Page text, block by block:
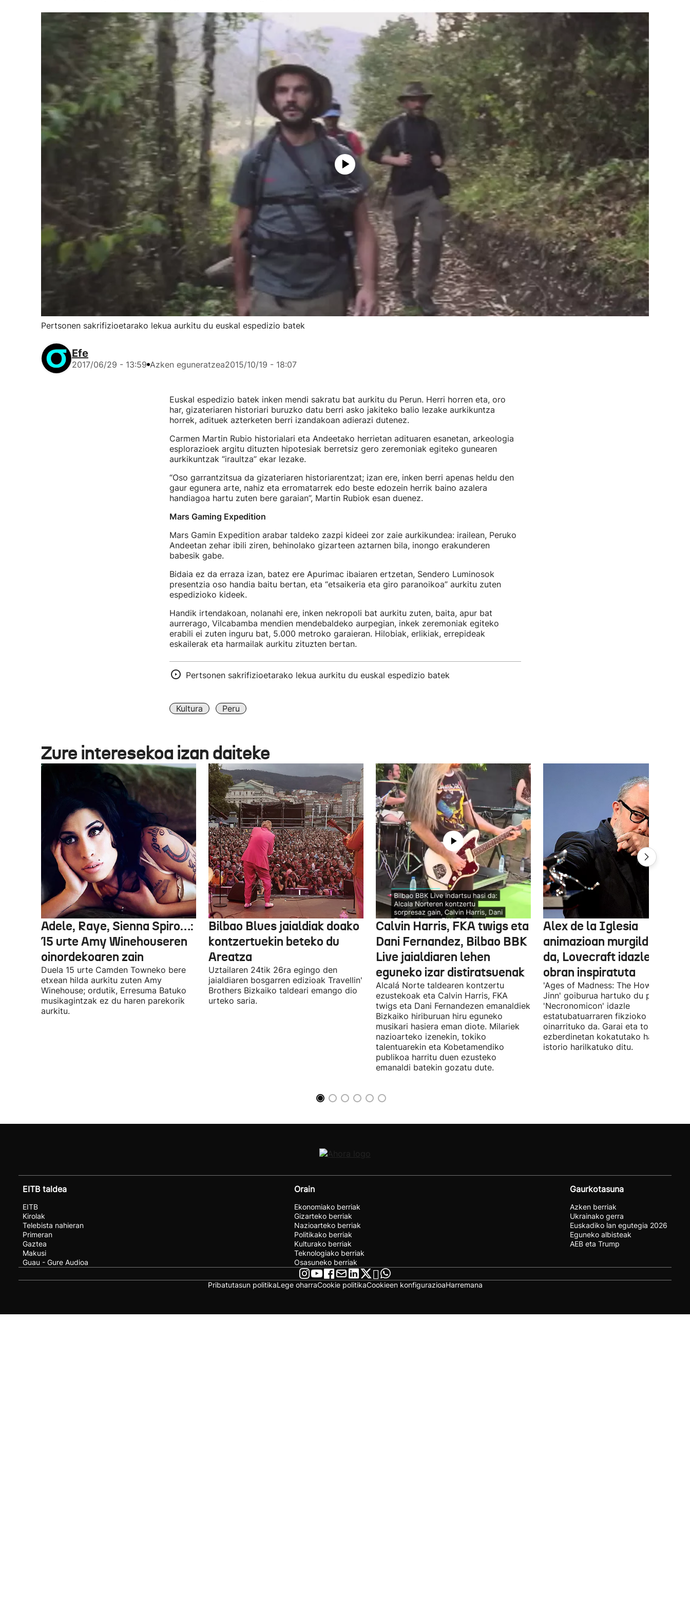
Pertsonen sakrifizioetarako lekua aurkitu du euskal espedizio batek
Efe
2017/06/29 - 13:59 Azken eguneratzea2015/10/19 - 18:07
Euskal espedizio batek inken mendi sakratu bat aurkitu du Perun. Herri horren eta, oro
har, gizateriaren historiari buruzko datu berri asko jakiteko balio lezake aurkikuntza
horrek, adituek azterketen berri izandakoan adierazi dutenez.
Carmen Martin Rubio historialari eta Andeetako herrietan adituaren esanetan, arkeologia
esplorazioek argitu dituzten hipotesiak berretsiz gero zeremoniak egiteko gunearen
aurkikuntzak “iraultza” ekar lezake.
“Oso garrantzitsua da gizateriaren historiarentzat; izan ere, inken berri apenas heldu den
gaur egunera arte, nahiz eta erromatarrek edo beste edozein herrik baino azalera
handiagoa hartu zuten bere garaian”, Martin Rubiok esan duenez.
Mars Gaming Expedition
Mars Gamin Expedition arabar taldeko zazpi kideei zor zaie aurkikundea: irailean, Peruko
Andeetan zehar ibili ziren, behinolako gizarteen aztarnen bila, inongo erakunderen
babesik gabe.
Bidaia ez da erraza izan, batez ere Apurimac ibaiaren ertzetan, Sendero Luminosok
presentzia oso handia baitu bertan, eta “etsaikeria eta giro paranoikoa” aurkitu zuten
espedizioko kideek.
Handik irtendakoan, nolanahi ere, inken nekropoli bat aurkitu zuten, baita, apur bat
aurrerago, Vilcabamba mendien mendebaldeko aurpegian, inkek zeremoniak egiteko
erabili ei zuten inguru bat, 5.000 metroko garaieran. Hilobiak, erlikiak, errepideak
eskailerak eta harmailak aurkitu zituzten bertan.
Pertsonen sakrifizioetarako lekua aurkitu du euskal espedizio batek
Kultura Peru
Zure interesekoa izan daiteke
Adele, Raye, Sienna Spiro…:
15 urte Amy Winehouseren
oinordekoaren zain
Duela 15 urte Camden Towneko bere
etxean hilda aurkitu zuten Amy
Winehouse; ordutik, Erresuma Batuko
musikagintzak ez du haren parekorik
aurkitu.
Bilbao Blues jaialdiak doako
kontzertuekin beteko du
Areatza
Uztailaren 24tik 26ra egingo den
jaialdiaren bosgarren edizioak Travellin'
Brothers Bizkaiko taldeari emango dio
urteko saria.
Calvin Harris, FKA twigs eta
Dani Fernandez, Bilbao BBK
Live jaialdiaren lehen
eguneko izar distiratsuenak
Alcalá Norte taldearen kontzertu
ezustekoak eta Calvin Harris, FKA
twigs eta Dani Fernandezen emanaldiek
Bizkaiko hiriburuan hiru eguneko
musikari hasiera eman diote. Milariek
nazioarteko izenekin, tokiko
talentuarekin eta Kobetamendiko
publikoa harritu duen ezusteko
emanaldi batekin gozatu dute.
Alex de la Iglesia
animazioan murgilduko
da, Lovecraft idazlearen
obran inspiratuta
'Ages of Madness: The Howling of
Jinn' goiburua hartuko du pelikulak,
'Necronomicon' idazle
estatubatuarraren fikzioko liburuan
oinarrituko da. Garai eta toki
ezberdinetan kokatutako hainbat
istorio harilkatuko ditu.
EITB taldea
EITB
Kirolak
Telebista nahieran
Primeran
Gaztea
Makusi
Guau - Gure Audioa
Orain
Ekonomiako berriak
Gizarteko berriak
Nazioarteko berriak
Politikako berriak
Kulturako berriak
Teknologiako berriak
Osasuneko berriak
Gaurkotasuna
Azken berriak
Ukrainako gerra
Euskadiko lan egutegia 2026
Eguneko albisteak
AEB eta Trump
Pribatutasun politikaLege oharraCookie politikaCookieen konfigurazioaHarremana